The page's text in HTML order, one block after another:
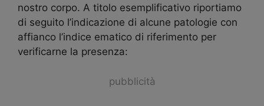
nostro corpo. A titolo esemplificativo riportiamo
di seguito l’indicazione di alcune patologie con
affianco l’indice ematico di riferimento per
verificarne la presenza:
pubblicità